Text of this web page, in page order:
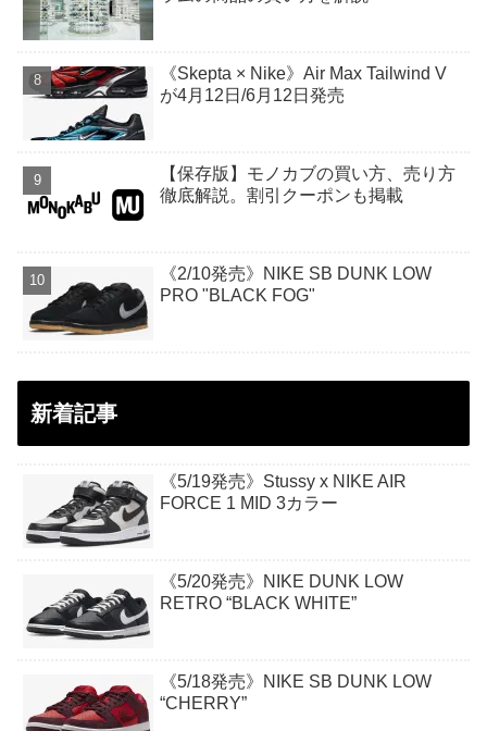
《Skepta × Nike》Air Max Tailwind V
が4月12日/6月12日発売
【保存版】モノカブの買い方、売り方
徹底解説。割引クーポンも掲載
《2/10発売》NIKE SB DUNK LOW
PRO "BLACK FOG"
新着記事
《5/19発売》Stussy x NIKE AIR
FORCE 1 MID 3カラー
《5/20発売》NIKE DUNK LOW
RETRO “BLACK WHITE”
《5/18発売》NIKE SB DUNK LOW
“CHERRY”